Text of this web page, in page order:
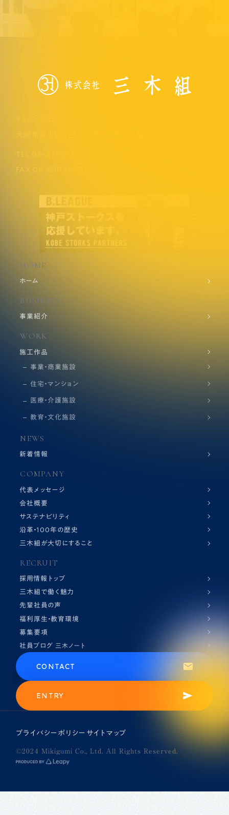
HOME
ホーム
BUSINESS
事業紹介
WORK
施工作品
事業・商業施設
住宅・マンション
医療・介護施設
教育・文化施設
NEWS
新着情報
COMPANY
代表メッセージ
会社概要
サステナビリティ
沿革・100年の歴史
三木組が大切にすること
RECRUIT
採用情報トップ
三木組で働く魅力
先輩社員の声
福利厚生・教育環境
募集要項
社員ブログ 三木ノート
CONTACT
ENTRY
プライバシーポリシー サイトマップ
©2024 Mikigumi Co., Ltd. All Rights Reserved.